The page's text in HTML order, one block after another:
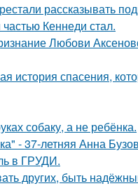
рассказывать
Кеннеди стал.
Любови
история спасения,
собаку, а не ребёнка.
- 37-летняя Анна
в ГРУДИ.
других, быть